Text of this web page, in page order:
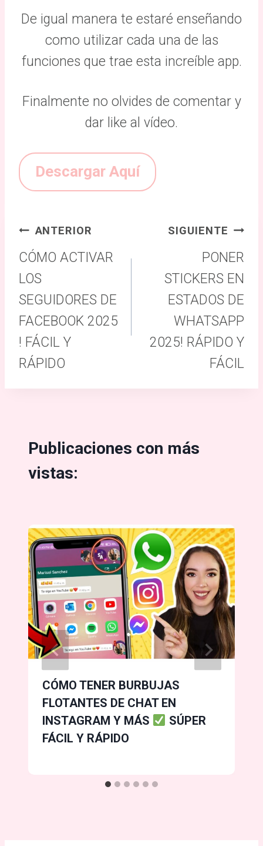
De igual manera te estaré enseñando
como utilizar cada una de las
funciones que trae esta increíble app.
Finalmente no olvides de comentar y
dar like al vídeo.
Descargar Aquí
Navegación
de
entradas
ANTERIOR
CÓMO ACTIVAR
LOS
SEGUIDORES DE
FACEBOOK 2025
! FÁCIL Y
RÁPIDO
SIGUIENTE
PONER
STICKERS EN
ESTADOS DE
WHATSAPP
2025! RÁPIDO Y
FÁCIL
CÓMO TENER BURBUJAS
FLOTANTES DE CHAT EN
INSTAGRAM Y MÁS
SÚPER
FÁCIL Y RÁPIDO